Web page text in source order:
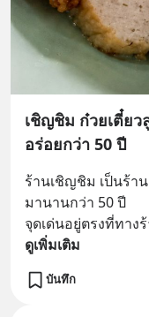
เชิญชิม ก๋วยเตี๋ย
อร่อยกว่า 50 ปี
ร้านเชิญชิม เป็นร้า
มานานกว่า 50 ปี
จุดเด่นอยู่ตรงที่ทาง
ดูเพิ่มเติม
บันทึก